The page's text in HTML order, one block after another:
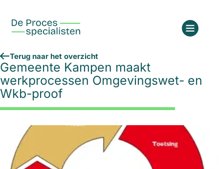
Terug naar het overzicht
Gemeente Kampen maakt
werkprocessen Omgevingswet- en
Wkb-proof